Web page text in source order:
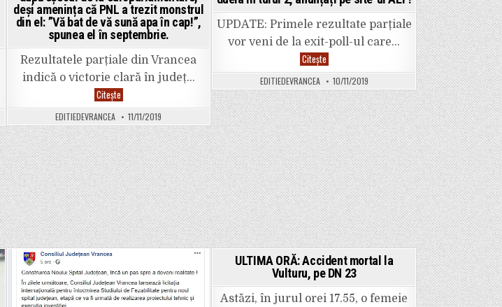
deși amenința că PNL a trezit monstrul
din el: ”Vă bat de vă sună apa în cap!”,
spunea el în septembrie.
Rezultatele parțiale din Vrancea
indică o victorie clară în județ…
CiteșteRezultate
FINALE
alegeri
prezidențiale
Vrancea.
PNL
40,49
%,
PSD
28,16
%,
USR
9,97
%.
Oprișan
a
luat
iarăși
eșecul
de
la
europarlamentare,
EDITIEDEVRANCEA 11/11/2019
UPDATE: Primele rezultate parțiale
vor veni de la exit-poll-ul care…
CiteșteREZULTATE
ALEGERI
prezidențiale
2019
în
VRANCEA
și
la
nivel
NAȚIONAL.
Candidații
care
se
vor
duela
în
turul
2,
anunțați
pe
site-
ul
AEP!
EDITIEDEVRANCEA 10/11/2019
Posted
in
Posted
in
ULTIMA ORĂ: Accident mortal la
Vulturu, pe DN 23
Astăzi, în jurul orei 17.55, o femeie